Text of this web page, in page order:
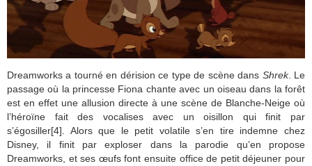
Dreamworks a tourné en dérision ce type de scène dans Shrek. Le
passage où la princesse Fiona chante avec un oiseau dans la forêt
est en effet une allusion directe à une scène de Blanche-Neige où
l’héroïne fait des vocalises avec un oisillon qui finit par
s’égosiller[4]. Alors que le petit volatile s’en tire indemne chez
Disney, il finit par exploser dans la parodie qu’en propose
Dreamworks, et ses œufs font ensuite office de petit déjeuner pour